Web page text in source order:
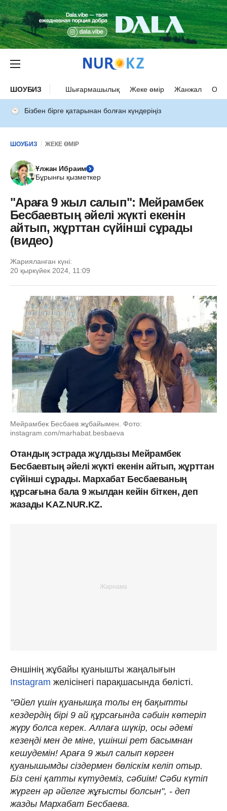
ШОУБИЗ Шығармашылық Жеке өмір Жанжал
Бізбен бірге қатарынан болған күндеріңіз
ШОУБИЗ ЖЕКЕ ӨМІР
Ұлжан Ибраим
Бұрынғы қызметкер
"Араға 9 жыл салып": Мейрамбек
Бесбаевтың әйелі жүкті екенін
айтып, жұрттан сүйінші сұрады
(видео)
Жарияланған күні:
20 қыркүйек 2024, 11:09
Мейрамбек Бесбаев жұбайымен. Фото:
instagram.com/marhabat.besbaeva
Отандық эстрада жұлдызы Мейрамбек
Бесбаевтың әйелі жүкті екенін айтып, жұрттан
сүйінші сұрады. Мархабат Бесбаеваның
құрсағына бала 9 жылдан кейін біткен, деп
жазады KAZ.NUR.KZ.
Әншінің жұбайы қуанышты жаңалығын
Instagram желісінегі парақшасында бөлісті.
"Әйел үшін қуанышқа толы ең бақытты
кездердің бірі 9 ай құрсағында сәбиін көтеріп
жүру болса керек. Аллаға шүкір, осы әдемі
кезеңді мен де міне, үшінші рет басымнан
кешудемін! Араға 9 жыл салып көрген
қуанышымды сіздермен бөліскім келіп отыр.
Біз сені қатты күтудеміз, сәбиім! Сәби күтіп
жүрген әр әйелге жұғысты болсын", - деп
жазды Мархабат Бесбаева.